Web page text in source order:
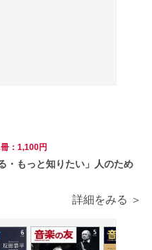
：1,100円
・もっと知りたい」人のため
詳細をみる ＞